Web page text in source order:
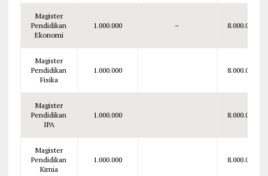
Magister
Pendidikan
Ekonomi
1.000.000 – 8.000.000
Magister
Pendidikan
Fisika
1.000.000 8.000.000
Magister
Pendidikan
IPA
1.000.000 8.000.000
Magister
Pendidikan
Kimia
1.000.000 8.000.000